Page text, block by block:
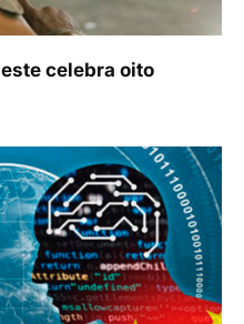
celebra oito